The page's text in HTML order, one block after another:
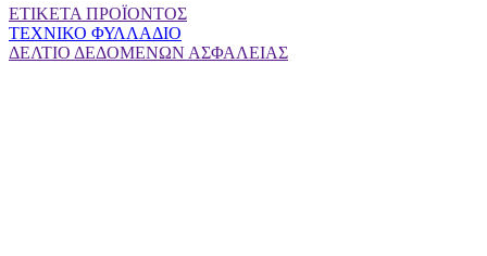
ΕΤΙΚΕΤΑ ΠΡΟΪΟΝΤΟΣ
ΤΕΧΝΙΚΟ ΦΥΛΛΑΔΙΟ
ΔΕΛΤΙΟ ΔΕΔΟΜΕΝΩΝ ΑΣΦΑΛΕΙΑΣ